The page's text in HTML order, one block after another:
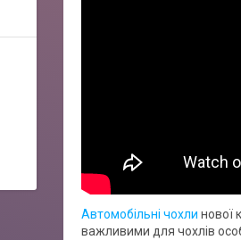
Автомобільні чохли нової
важливими для чохлів